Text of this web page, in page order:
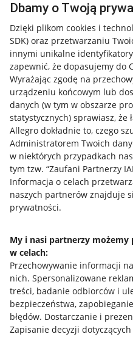
Dbamy o Twoją
Dzięki plikom cookies i
SDK) oraz przetwarzaniu
innymi unikalne
zapewnić, że dopasujemy do
Wyrażając zgodę na
urządzeniu końcowym lub
danych (w tym w obszarze
statystycznych) sprawiasz, że
Allegro dokładnie to, czego
Administratorem Twoich
w niektórych przypadkach
tym tzw. “Zaufani Partnerzy
Informacja o celach
naszych partnerów znajduje
prywatności.
My i nasi partnerzy możemy
w celach:
Przechowywanie informacji
nich. Spersonalizowane
treści, badanie odbiorców i
bezpieczeństwa,
błędów. Dostarczanie i
Zapisanie decyzji
Przydatne informacje
Jak to działa
Allegro Gadane dla
Allegro Gadane dla
Mapa miejscowości
Informacje prawne